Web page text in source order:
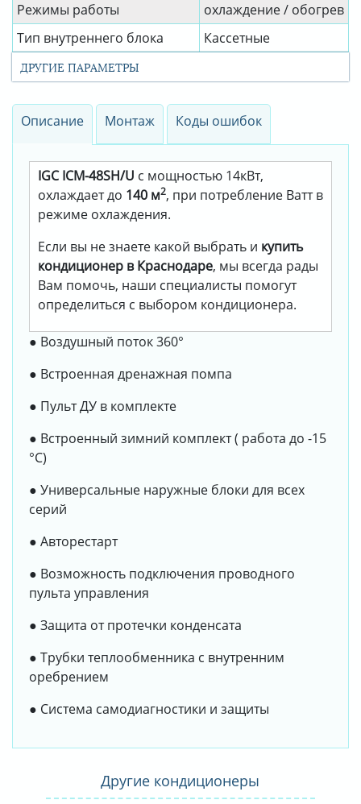
Режимы работы
охлаждение / обогрев
Тип внутреннего блока
Кассетные
ДРУГИЕ ПАРАМЕТРЫ
Описание Монтаж Коды ошибок
IGC ICM-48SH/U с мощностью 14кВт,
охлаждает до 140 м2, при потребление Ватт в
режиме охлаждения.
Если вы не знаете какой выбрать и купить
кондиционер в Краснодаре, мы всегда рады
Вам помочь, наши специалисты помогут
определиться с выбором кондиционера.
● Воздушный поток 360°
● Встроенная дренажная помпа
● Пульт ДУ в комплекте
● Встроенный зимний комплект ( работа до -15
°С)
● Универсальные наружные блоки для всех
серий
● Авторестарт
● Возможность подключения проводного
пульта управления
● Защита от протечки конденсата
● Трубки теплообменника с внутренним
оребрением
● Система самодиагностики и защиты
Другие кондиционеры